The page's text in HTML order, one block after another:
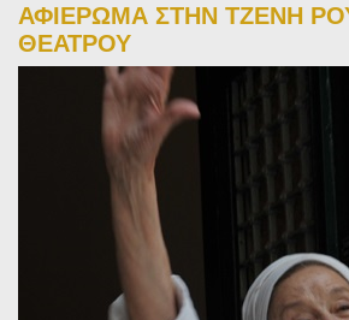
ΑΦΙΕΡΩΜΑ ΣΤΗΝ ΤΖΕΝΗ
ΘΕΑΤΡΟΥ